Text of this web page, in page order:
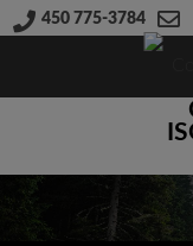
450 775-3784